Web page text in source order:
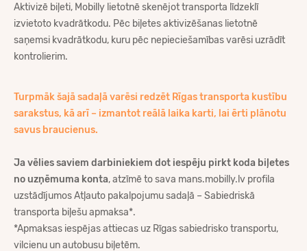
Aktivizē biļeti, Mobilly lietotnē skenējot transporta līdzeklī
izvietoto kvadrātkodu. Pēc biļetes aktivizēšanas lietotnē
saņemsi kvadrātkodu, kuru pēc nepieciešamības varēsi uzrādīt
kontrolierim.
Turpmāk šajā sadaļā varēsi redzēt Rīgas transporta kustību
sarakstus, kā arī – izmantot reālā laika karti, lai ērti plānotu
savus braucienus.
Ja vēlies saviem darbiniekiem dot iespēju pirkt koda biļetes
no uzņēmuma konta, atzīmē to sava mans.mobilly.lv profila
uzstādījumos Atļauto pakalpojumu sadaļā – Sabiedriskā
transporta biļešu apmaksa*.
*Apmaksas iespējas attiecas uz Rīgas sabiedrisko transportu,
vilcienu un autobusu biļetēm.